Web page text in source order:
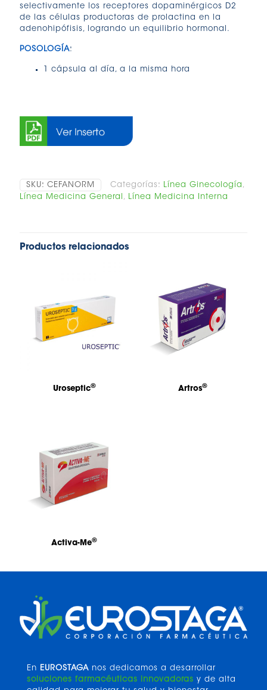
selectivamente los receptores dopaminérgicos D2
de las células productoras de prolactina en la
adenohipófisis, logrando un equilibrio hormonal.
POSOLOGÍA:
1 cápsula al día, a la misma hora
SKU: CEFANORM Categorías: Línea Ginecología ,
Línea Medicina General , Línea Medicina Interna
Productos relacionados
Uroseptic® Artros®
Activa-Me®
En EUROSTAGA nos dedicamos a desarrollar
soluciones farmacéuticas innovadoras y de alta